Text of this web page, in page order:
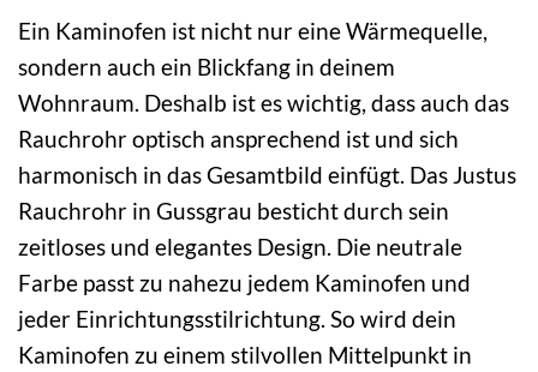
Ein Kaminofen ist nicht nur eine Wärmequelle,
sondern auch ein Blickfang in deinem
Wohnraum. Deshalb ist es wichtig, dass auch das
Rauchrohr optisch ansprechend ist und sich
harmonisch in das Gesamtbild einfügt. Das Justus
Rauchrohr in Gussgrau besticht durch sein
zeitloses und elegantes Design. Die neutrale
Farbe passt zu nahezu jedem Kaminofen und
jeder Einrichtungsstilrichtung. So wird dein
Kaminofen zu einem stilvollen Mittelpunkt in